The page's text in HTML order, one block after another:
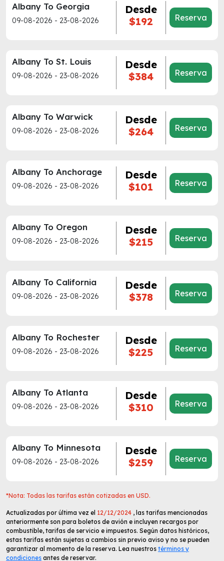
Albany To Georgia
09-08-2026 - 23-08-2026
Desde
$192
Reserva
Albany To St. Louis
09-08-2026 - 23-08-2026
Desde
$384
Reserva
Albany To Warwick
09-08-2026 - 23-08-2026
Desde
$264
Reserva
Albany To Anchorage
09-08-2026 - 23-08-2026
Desde
$101
Reserva
Albany To Oregon
09-08-2026 - 23-08-2026
Desde
$215
Reserva
Albany To California
09-08-2026 - 23-08-2026
Desde
$378
Reserva
Albany To Rochester
09-08-2026 - 23-08-2026
Desde
$225
Reserva
Albany To Atlanta
09-08-2026 - 23-08-2026
Desde
$310
Reserva
Albany To Minnesota
09-08-2026 - 23-08-2026
Desde
$259
Reserva
*Nota: Todas las tarifas están cotizadas en USD.
Actualizadas por última vez el 12/12/2024 , las tarifas mencionadas
anteriormente son para boletos de avión e incluyen recargos por
combustible, tarifas de servicio e impuestos. Según datos históricos,
estas tarifas están sujetas a cambios sin previo aviso y no se pueden
garantizar al momento de la reserva. Lea nuestros términos y
condiciones antes de reservar.